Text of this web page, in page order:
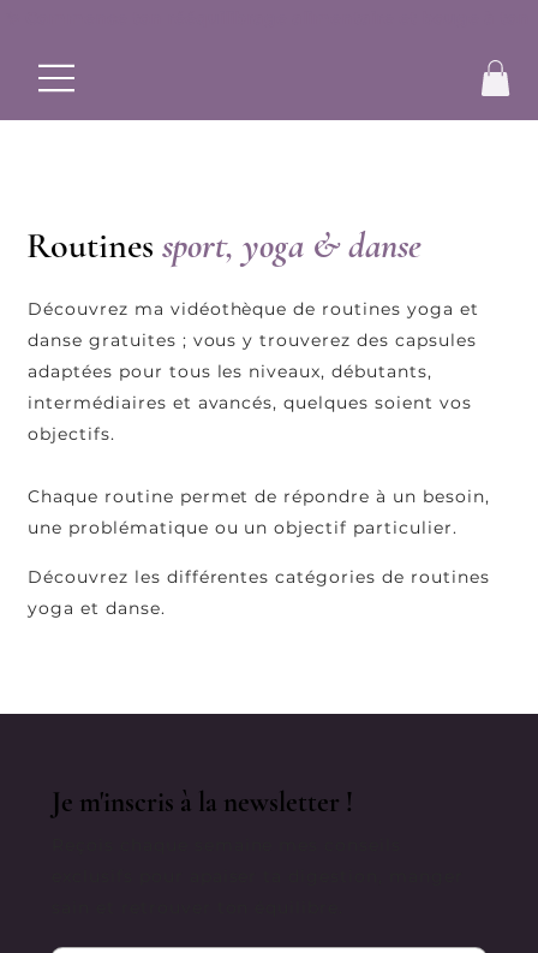
Routinessport, yoga & danse
Découvrez ma vidéothèque de routines yoga et
danse gratuites ; vous y trouverez des capsules
adaptées pour tous les niveaux, débutants,
intermédiaires et avancés, quelques soient vos
objectifs.
Chaque routine permet de répondre à un besoin,
une problématique ou un objectif particulier.
Découvrez les différentes catégories de routines
yoga et danse.
Je m'inscris à la newsletter !